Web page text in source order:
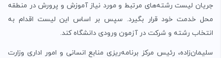
جریان لیست رشته‌های مرتبط و مورد نیاز آموزش و پرورش در منطقه
محل خدمت خود قرار بگیرد. سپس بر اساس این لیست اقدام به
انتخاب رشته و شرکت در آزمون ورودی دانشگاه کند.
سلیمان‌زاده، رئیس مرکز برنامه‌ریزی منابع انسانی و امور اداری وزارت